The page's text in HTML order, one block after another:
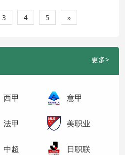
3 4 5 »
更多>
西甲 意甲
法甲 美职业
中超 日职联